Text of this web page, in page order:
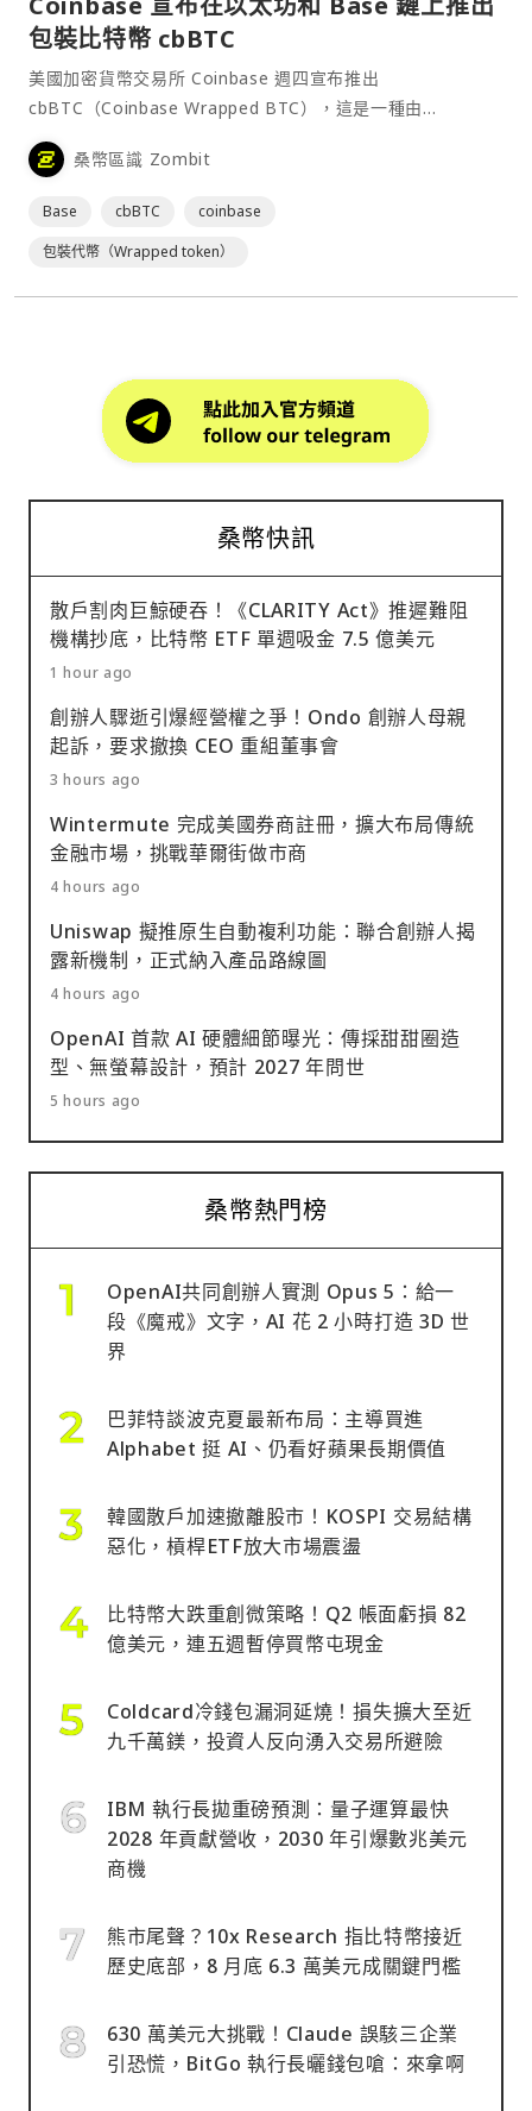
包裝比特幣 cbBTC
美國加密貨幣交易所 Coinbase 週四宣布推出
cbBTC（Coinbase Wrapped BTC），這是一種由
Coinbase 託管的比特幣 1:1 支持的 ERC20 代幣，為比特幣
的包裝版本。cbBTC 初期支援以太坊（Ethereum）區塊鏈
桑幣區識 Zombit
Base cbBTC
coinbase
包裝代幣（Wrapped token）
桑幣快訊
散戶割肉巨鯨硬吞！《CLARITY Act》推遲難阻
機構抄底，比特幣 ETF 單週吸金 7.5 億美元
1 hour ago
創辦人驟逝引爆經營權之爭！Ondo 創辦人母親
起訴，要求撤換 CEO 重組董事會
3 hours ago
Wintermute 完成美國券商註冊，擴大布局傳統
金融市場，挑戰華爾街做市商
4 hours ago
Uniswap 擬推原生自動複利功能：聯合創辦人揭
露新機制，正式納入產品路線圖
4 hours ago
OpenAI 首款 AI 硬體細節曝光：傳採甜甜圈造
型、無螢幕設計，預計 2027 年問世
5 hours ago
桑幣熱門榜
OpenAI共同創辦人實測 Opus 5：給一
段《魔戒》文字，AI 花 2 小時打造 3D 世
界
巴菲特談波克夏最新布局：主導買進
Alphabet 挺 AI、仍看好蘋果長期價值
韓國散戶加速撤離股市！KOSPI 交易結構
惡化，槓桿ETF放大市場震盪
比特幣大跌重創微策略！Q2 帳面虧損 82
億美元，連五週暫停買幣屯現金
Coldcard冷錢包漏洞延燒！損失擴大至近
九千萬鎂，投資人反向湧入交易所避險
IBM 執行長拋重磅預測：量子運算最快
2028 年貢獻營收，2030 年引爆數兆美元
商機
熊市尾聲？10x Research 指比特幣接近
歷史底部，8 月底 6.3 萬美元成關鍵門檻
630 萬美元大挑戰！Claude 誤駭三企業
引恐慌，BitGo 執行長曬錢包嗆：來拿啊